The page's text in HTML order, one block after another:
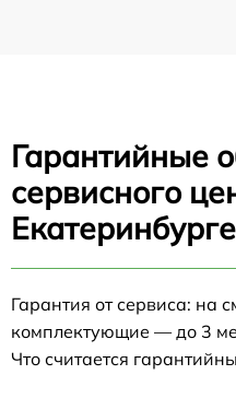
Гарантийные
сервисного
Екатеринбурге
Гарантия от сервиса: на
комплектующие — до 3
Что считается